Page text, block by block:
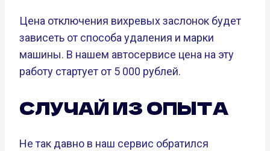
Цена отключения вихревых заслонок будет
зависеть от способа удаления и марки
машины. В нашем автосервисе цена на эту
работу стартует от 5 000 рублей.
СЛУЧАЙ ИЗ ОПЫТА
Не так давно в наш сервис обратился